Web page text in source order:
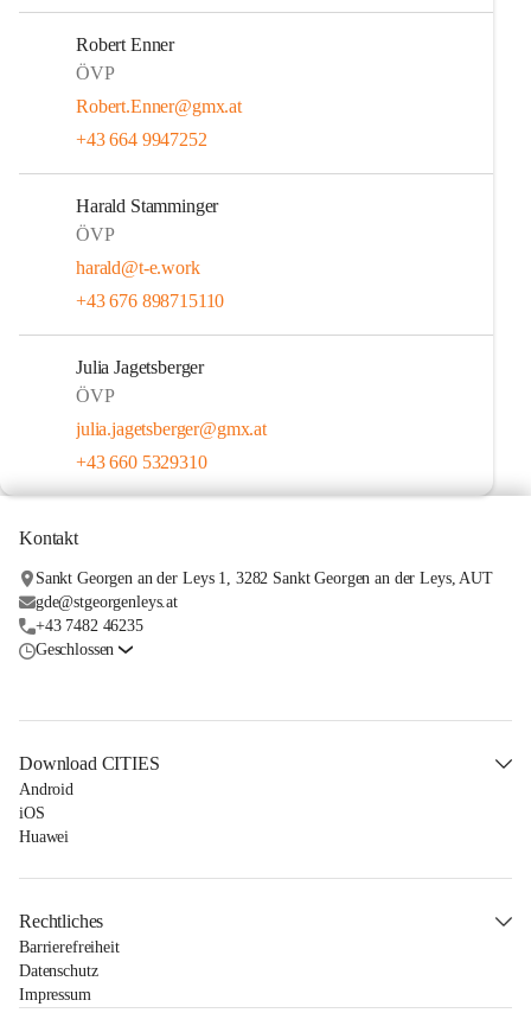
Robert Enner
ÖVP
Robert.Enner@gmx.at
+43 664 9947252
Harald Stamminger
ÖVP
harald@t-e.work
+43 676 898715110
Julia Jagetsberger
ÖVP
julia.jagetsberger@gmx.at
+43 660 5329310
Kontakt
Sankt Georgen an der Leys 1, 3282 Sankt Georgen an der Leys, AUT
gde@stgeorgenleys.at
+43 7482 46235
Geschlossen
Download CITIES
Android
iOS
Huawei
Rechtliches
Barrierefreiheit
Datenschutz
Impressum